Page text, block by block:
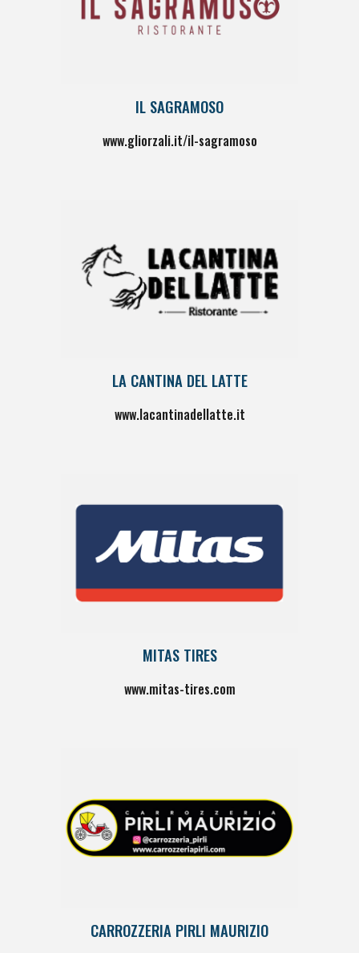
IL SAGRAMOSO
www.gliorzali.it/il-sagramoso
LA CANTINA DEL LATTE
www.lacantinadellatte.it
MITAS TIRES
www.mitas-tires.com
CARROZZERIA PIRLI MAURIZIO